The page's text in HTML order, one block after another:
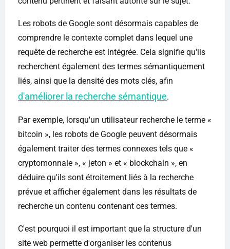
Les robots de Google sont désormais capables de
comprendre le contexte complet dans lequel une
requête de recherche est intégrée. Cela signifie qu'ils
recherchent également des termes sémantiquement
liés, ainsi que la densité des mots clés, afin
d'améliorer la recherche sémantique.
Par exemple, lorsqu'un utilisateur recherche le terme «
bitcoin », les robots de Google peuvent désormais
également traiter des termes connexes tels que «
cryptomonnaie », « jeton » et « blockchain », en
déduire qu'ils sont étroitement liés à la recherche
prévue et afficher également dans les résultats de
recherche un contenu contenant ces termes.
C'est pourquoi il est important que la structure d'un
site web permette d'organiser les contenus